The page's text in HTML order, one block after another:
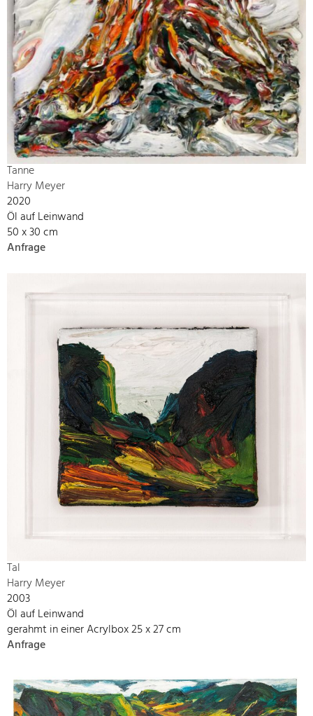
Tanne
Harry Meyer
2020
Öl auf Leinwand
50 x 30 cm
Anfrage
Tal
Harry Meyer
2003
Öl auf Leinwand
gerahmt in einer Acrylbox 25 x 27 cm
Anfrage